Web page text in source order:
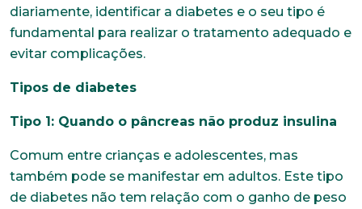
diariamente, identificar a diabetes e o seu tipo é
fundamental para realizar o tratamento adequado e
evitar complicações.
Tipos de diabetes
Tipo 1: Quando o pâncreas não produz insulina
Comum entre crianças e adolescentes, mas
também pode se manifestar em adultos. Este tipo
de diabetes não tem relação com o ganho de peso